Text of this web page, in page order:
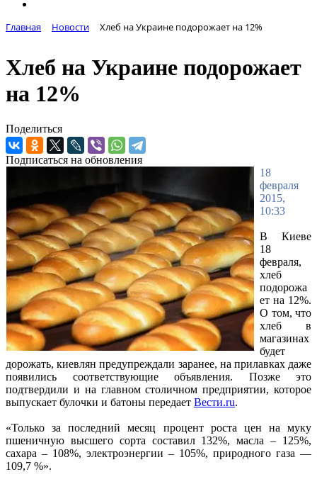
Главная Новости Хлеб на Украине подорожает на 12%
Хлеб на Украине подорожает
на 12%
Поделиться
Подписаться на обновления
18
февраля
2015,
10:33
В Киеве
18
февраля,
хлеб
подорожа
ет на 12%.
О том, что
хлеб в
магазинах
будет
дорожать, киевлян предупреждали заранее, на прилавках даже
появились соответствующие объявления. Позже это
подтвердили и на главном столичном предприятии, которое
выпускает булочки и батоны передает Вести.ru.
«Только за последний месяц процент роста цен на муку
пшеничную высшего сорта составил 132%, масла – 125%,
сахара – 108%, электроэнергии – 105%, природного газа —
109,7 %».